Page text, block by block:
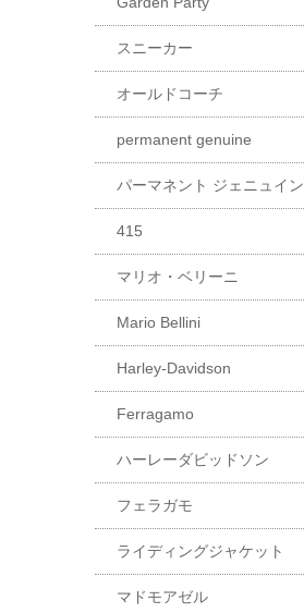
スニーカー
オールドコーチ
permanent genuine
パーマネント ジェニュイン
415
マリオ・ベリーニ
Mario Bellini
Harley-Davidson
Ferragamo
ハーレーダビッドソン
フェラガモ
ライディングジャケット
マドモアゼル